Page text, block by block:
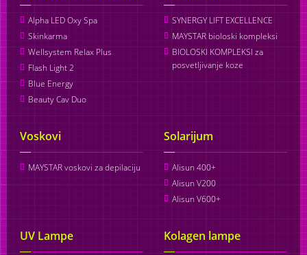
Alpha LED Oxy Spa
Skinkarma
Wellsystem Relax Plus
Flash Light 2
Blue Energy
Beauty Cav Duo
SYNERGY LIFT EXCELLENCE
MAYSTAR bioloski kompleksi
BIOLOSKI KOMPLEKSI za
posvetljivanje koze
Voskovi
MAYSTAR voskovi za depilaciju
Solarijum
Alisun 400+
Alisun V200
Alisun V600+
UV Lampe Kolagen lampe